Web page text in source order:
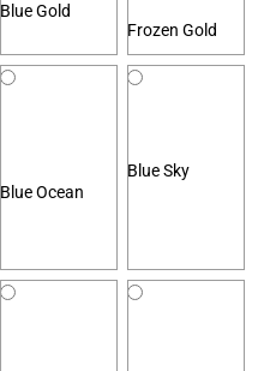
Blue Gold
Frozen Gold
Blue Ocean
Blue Sky